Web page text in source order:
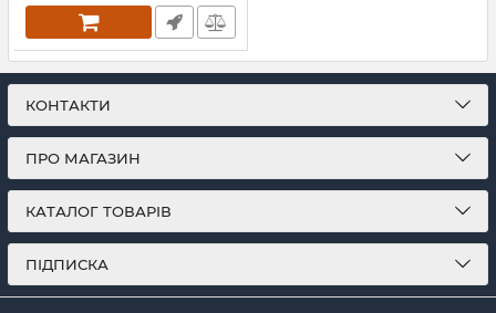
КОНТАКТИ
ПРО МАГАЗИН
КАТАЛОГ ТОВАРІВ
ПІДПИСКА